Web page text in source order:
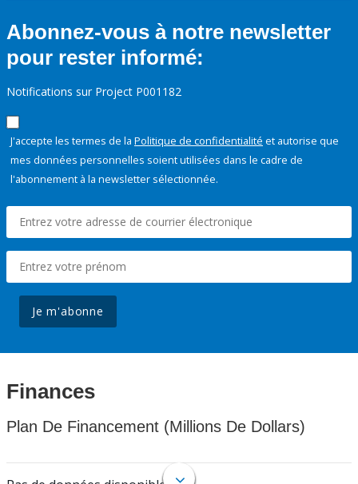
Abonnez-vous à notre newsletter
pour rester informé:
Notifications sur Project P001182
J'accepte les termes de la Politique de confidentialité et autorise que
mes données personnelles soient utilisées dans le cadre de
l'abonnement à la newsletter sélectionnée.
Je m'abonne
Finances
Plan De Financement (Millions De Dollars)